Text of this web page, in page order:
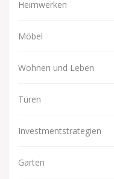
Heimwerken
Möbel
Wohnen und Leben
Türen
Investmentstrategien
Garten